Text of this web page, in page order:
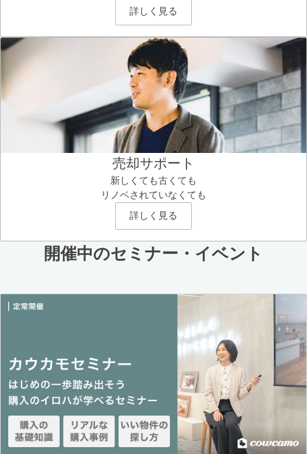
詳しく見る
売却サポート
新しくても古くても
リノベされていなくても
詳しく見る
開催中のセミナー・イベント